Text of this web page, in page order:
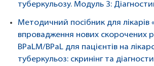
туберкульозу. Модуль 3:
Методичний посібник для лікарів
впровадження нових скорочених
BPaLМ/BРaL для пацієнтів на
туберкульоз: скринінг та